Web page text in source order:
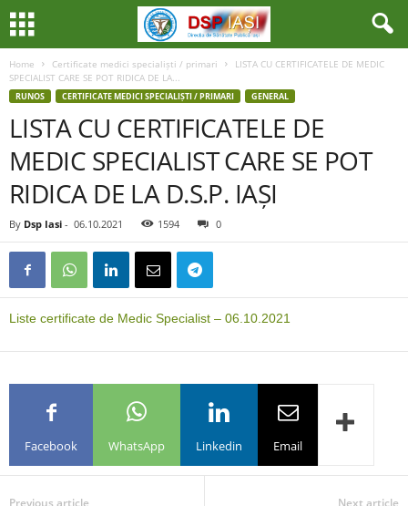
Home Certificate medici specialiști / primari
LISTA CU CERTIFICATELE DE MEDIC
SPECIALIST CARE SE POT RIDICA DE LA...
RUNOS CERTIFICATE MEDICI SPECIALIȘTI / PRIMARI GENERAL
LISTA CU CERTIFICATELE DE
MEDIC SPECIALIST CARE SE POT
RIDICA DE LA D.S.P. IAȘI
By Dsp Iasi - 06.10.2021 1594 0
Liste certificate de Medic Specialist – 06.10.2021
Facebook WhatsApp Linkedin Email
Previous article Next article